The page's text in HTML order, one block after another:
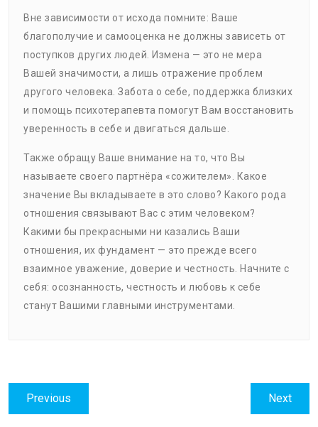
Вне зависимости от исхода помните: Ваше
благополучие и самооценка не должны зависеть от
поступков других людей. Измена — это не мера
Вашей значимости, а лишь отражение проблем
другого человека. Забота о себе, поддержка близких
и помощь психотерапевта помогут Вам восстановить
уверенность в себе и двигаться дальше.
Также обращу Ваше внимание на то, что Вы
называете своего партнёра «сожителем». Какое
значение Вы вкладываете в это слово? Какого рода
отношения связывают Вас с этим человеком?
Какими бы прекрасными ни казались Ваши
отношения, их фундамент — это прежде всего
взаимное уважение, доверие и честность. Начните с
себя: осознанность, честность и любовь к себе
станут Вашими главными инструментами.
Навигация
по
Previous
post:
NextNext
post: